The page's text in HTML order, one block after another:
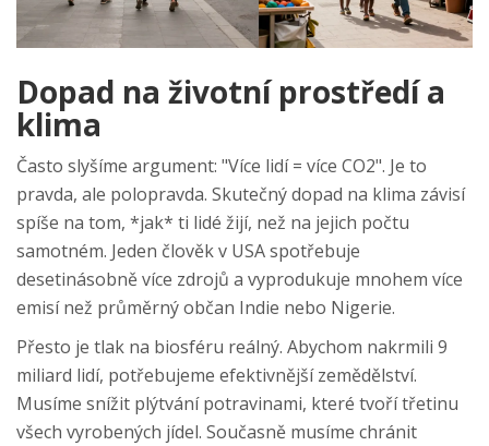
Dopad na životní prostředí a
klima
Často slyšíme argument: "Více lidí = více CO2". Je to
pravda, ale polopravda. Skutečný dopad na klima závisí
spíše na tom, *jak* ti lidé žijí, než na jejich počtu
samotném. Jeden člověk v USA spotřebuje
desetinásobně více zdrojů a vyprodukuje mnohem více
emisí než průměrný občan Indie nebo Nigerie.
Přesto je tlak na biosféru reálný. Abychom nakrmili 9
miliard lidí, potřebujeme efektivnější zemědělství.
Musíme snížit plýtvání potravinami, které tvoří třetinu
všech vyrobených jídel. Současně musíme chránit